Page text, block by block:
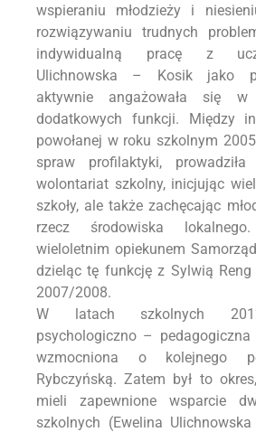
wspieraniu młodzieży i
rozwiązywaniu trudnych
indywidualną pracę z
Ulichnowska – Kosik jako
aktywnie angażowała się w
dodatkowych funkcji. Między
powołanej w roku szkolnym
spraw profilaktyki,
wolontariat szkolny, inicjując
szkoły, ale także zachęcając
rzecz środowiska
wieloletnim opiekunem
dzieląc tę funkcję z Sylwią
2007/2008.
W latach szkolnych
psychologiczno – pedagogiczna
wzmocniona o kolejnego
Rybczyńską. Zatem był to
mieli zapewnione wsparcie
szkolnych (Ewelina